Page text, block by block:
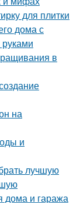
для плитки
дома с
в
на
и
лучшую
дома и гаража